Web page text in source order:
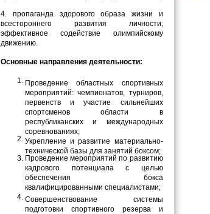
4. пропаганда здорового образа жизни и
всестороннего развития личности,
эффективное содействие олимпийскому
движению.
Основные направления деятельности:
Проведение
областных спортивных
мероприятий: чемпионатов, турниров,
первенств
и участие сильнейших
спортсменов области в
республиканских и международных
соревнованиях;
Укрепление и развитие материально-
технической базы для занятий боксом;
Проведение мероприятий по развитию
кадрового потенциала с целью
обеспечения бокса
квалифицированными специалистами;
Совершенствование системы
подготовки спортивного резерва и